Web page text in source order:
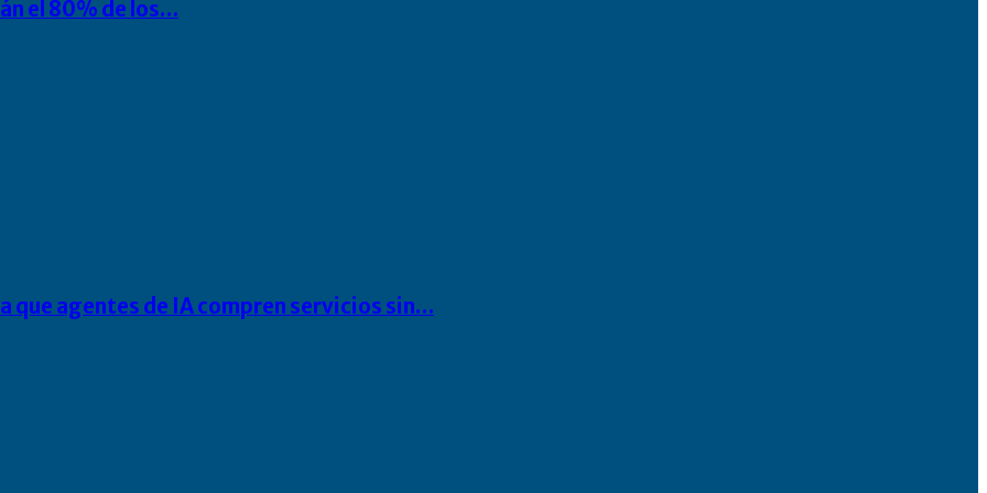
el 80% de los…
agentes de IA compren servicios sin…